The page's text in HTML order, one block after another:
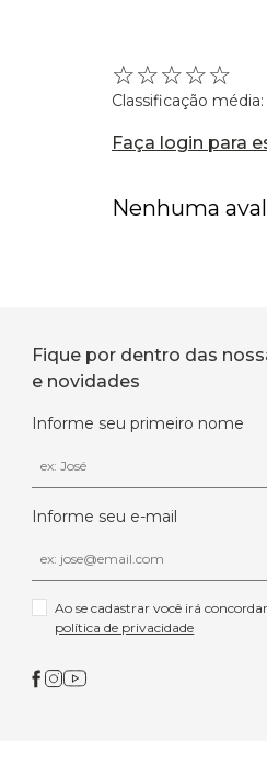
☆☆☆☆☆
Classificação
Faça login para
Nenhuma
Fique por dentro das
e novidades
Informe seu primeiro nome
Informe seu e-mail
política de privacidade